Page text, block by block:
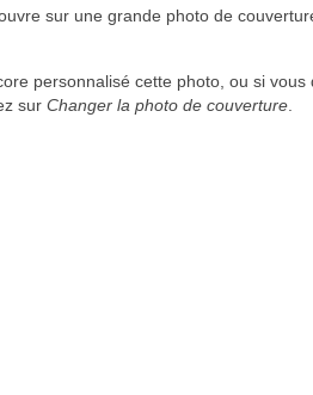
sur une grande photo de
personnalisé cette photo, ou si
sur Changer la photo de couverture